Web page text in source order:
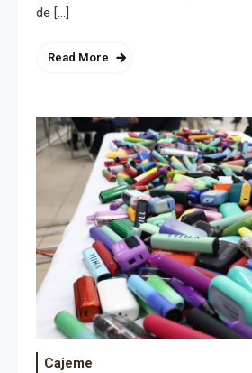
de […]
Read More
Cajeme